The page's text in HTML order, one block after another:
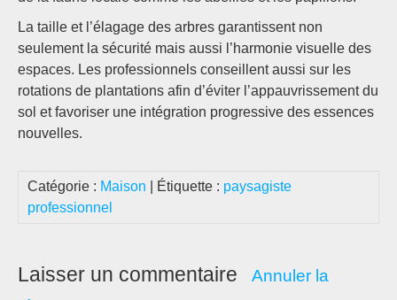
La taille et l’élagage des arbres garantissent non
seulement la sécurité mais aussi l’harmonie visuelle des
espaces. Les professionnels conseillent aussi sur les
rotations de plantations afin d’éviter l’appauvrissement du
sol et favoriser une intégration progressive des essences
nouvelles.
Catégorie : Maison | Étiquette : paysagiste
professionnel
Laisser un commentaire
Annuler la